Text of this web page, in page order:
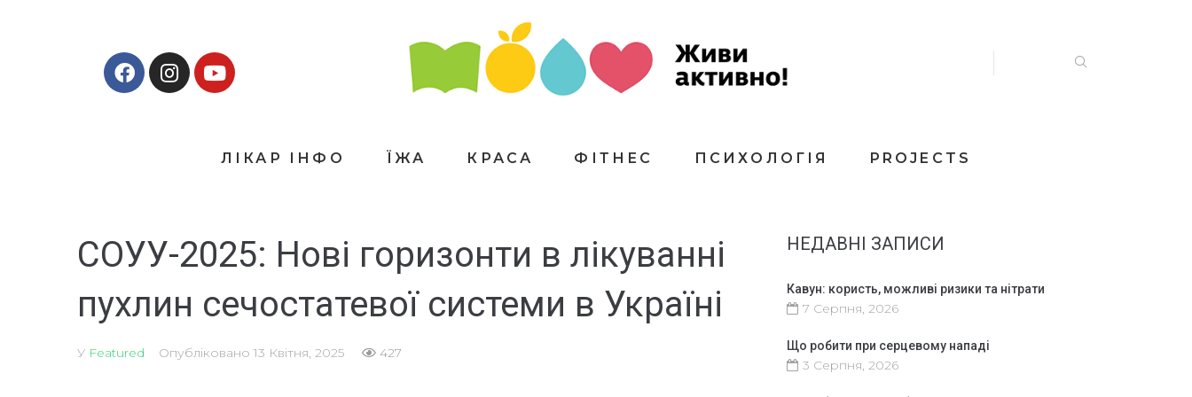
ЛІКАР ІНФО ЇЖА КРАСА ФІТНЕС ПСИХОЛОГІЯ PROJECTS
СОУУ-2025: Нові горизонти в лікуванні
пухлин сечостатевої системи в Україні
У Featured Опубліковано 13 Квітня, 2025 427
НЕДАВНІ ЗАПИСИ
Кавун: користь, можливі ризики та нітрати
7 Серпня, 2026
Що робити при серцевому нападі
3 Серпня, 2026